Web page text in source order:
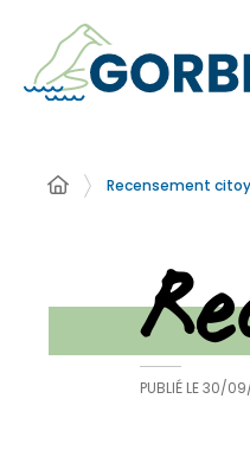
Recensement
PUBLIÉ LE30/